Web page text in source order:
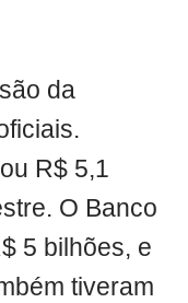
da
R$ 5,1
O Banco
5 bilhões, e
tiveram